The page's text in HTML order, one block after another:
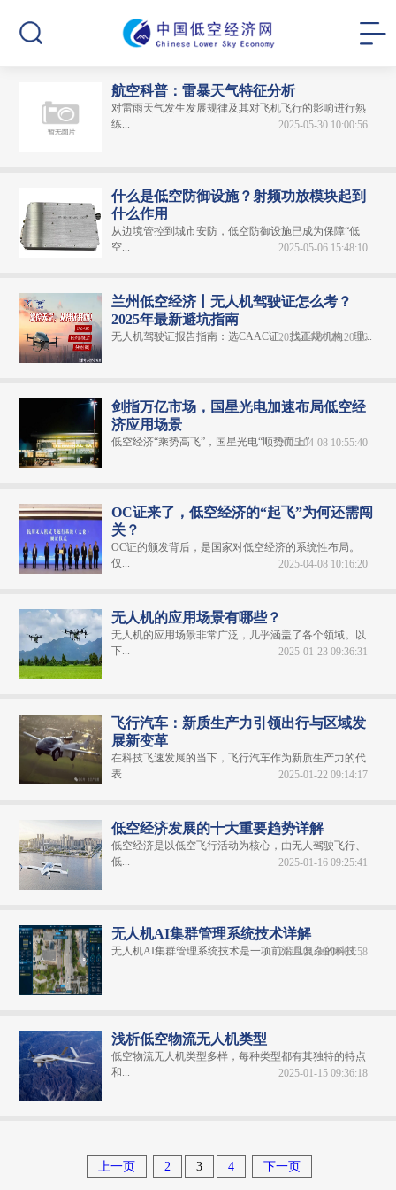
航空科普：雷暴天气特征分析
对雷雨天气发生发展规律及其对飞机飞行的影响进行熟
练...
2025-05-30 10:00:56
什么是低空防御设施？射频功放模块起到
什么作用
从边境管控到城市安防，低空防御设施已成为保障“低
空...
2025-05-06 15:48:10
兰州低空经济丨无人机驾驶证怎么考？
2025年最新避坑指南
无人机驾驶证报告指南：选CAAC证、找正规机构、理...
2025-04-30 10:20:06
剑指万亿市场，国星光电加速布局低空经
济应用场景
低空经济“乘势高飞”，国星光电“顺势而上”2025-04-08 10:55:40
OC证来了，低空经济的“起飞”为何还需闯
关？
OC证的颁发背后，是国家对低空经济的系统性布局。
仅...
2025-04-08 10:16:20
无人机的应用场景有哪些？
无人机的应用场景非常广泛，几乎涵盖了各个领域。以
下...
2025-01-23 09:36:31
飞行汽车：新质生产力引领出行与区域发
展新变革
在科技飞速发展的当下，飞行汽车作为新质生产力的代
表...
2025-01-22 09:14:17
低空经济发展的十大重要趋势详解
低空经济是以低空飞行活动为核心，由无人驾驶飞行、
低...
2025-01-16 09:25:41
无人机AI集群管理系统技术详解
无人机AI集群管理系统技术是一项前沿且复杂的科技，...
2025-01-16 09:03:58
浅析低空物流无人机类型
低空物流无人机类型多样，每种类型都有其独特的特点
和...
2025-01-15 09:36:18
上一页 2 3 4 下一页